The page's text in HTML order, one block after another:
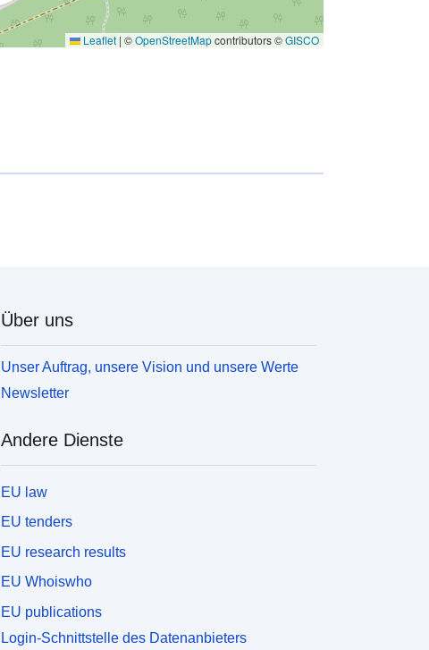
Leaflet | ©OpenStreetMapcontributors ©GISCO
Über uns
Unser Auftrag, unsere Vision und unsere Werte
Newsletter
Andere Dienste
EU law
EU tenders
EU research results
EU Whoiswho
EU publications
Login-Schnittstelle des Datenanbieters